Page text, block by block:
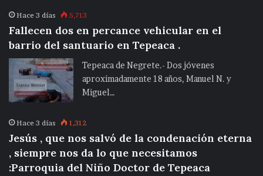
Hace 3 días 5,713
Fallecen dos en percance vehicular en el
barrio del santuario en Tepeaca .
Tepeaca de Negrete.- Dos jóvenes
aproximadamente 18 años, Manuel N. y
Miguel…
Hace 3 días 1,312
Jesús , que nos salvó de la condenación eterna
, siempre nos da lo que necesitamos
:Parroquia del Niño Doctor de Tepeaca